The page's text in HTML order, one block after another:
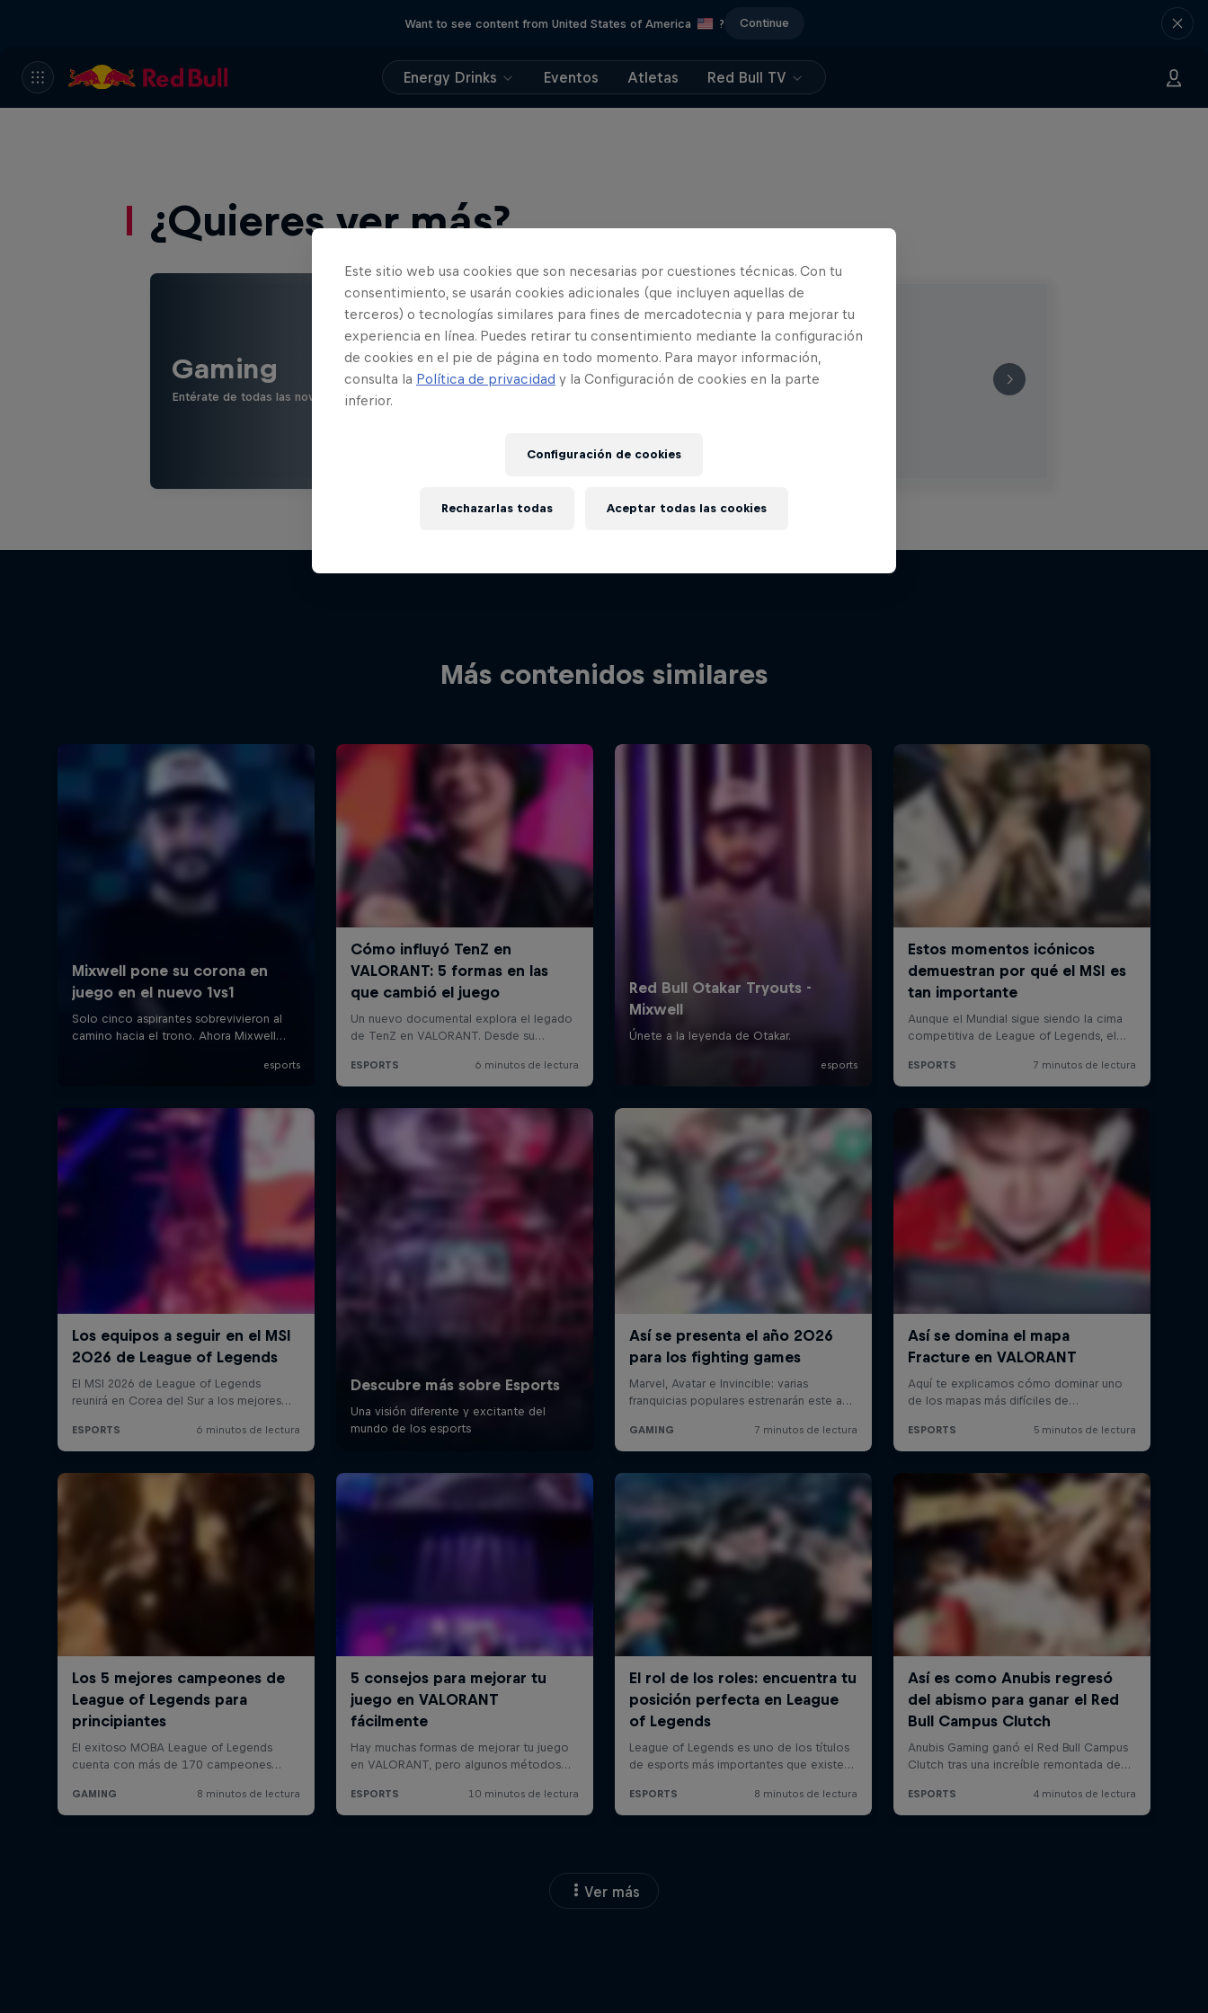
Want to see content from United States of America ? Continue
Energy Drinks Eventos Atletas Red Bull TV
¿Quieres ver más?
Gaming
Entérate de todas las novedades de juegos, eventos y noticias de esports y gaming. Descubre cómo …
Más contenidos similares
Ver más
Este sitio web usa cookies que son necesarias por cuestiones técnicas. Con tu
consentimiento, se usarán cookies adicionales (que incluyen aquellas de
terceros) o tecnologías similares para fines de mercadotecnia y para mejorar tu
experiencia en línea. Puedes retirar tu consentimiento mediante la configuración
de cookies en el pie de página en todo momento. Para mayor información,
consulta la Política de privacidad y la Configuración de cookies en la parte
inferior.
Configuración de cookies
Rechazarlas todas Aceptar todas las cookies